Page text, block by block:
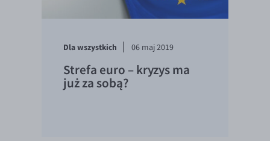
Dla wszystkich 06 maj 2019
Strefa euro – kryzys ma
już za sobą?